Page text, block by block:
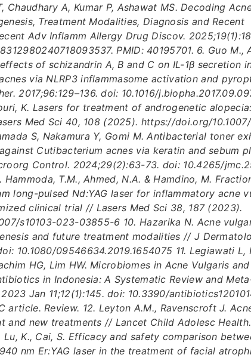
Chaudhary A, Kumar P, Ashawat MS. Decoding
Treatment Modalities, Diagnosis and Recent
Adv Inflamm Allergy Drug Discov.
PMID: 40195701. 6. Guo M.,
of schizandrin A, B and C on IL-1β secretion
via NLRP3 inflammasome activation and
2017;96:129–136. doi: 10.1016/
K. Lasers for treatment of androgenetic
Med Sci 40, 108 (2025). https://doi.org/
S, Nakamura Y, Gomi M. Antibacterial toner
Cutibacterium acnes via keratin and sebum
Control. 2024;29(2):63-73. doi: 10.4265/
Hammoda, T.M., Ahmed, N.A. & Hamdino, M.
long-pulsed Nd:YAG laser for inflammatory acne
clinical trial // Lasers Med Sci 38, 187 (2023).
s10103-023-03855-6 10. Hazarika N. Acne
and future treatment modalities // J
10.1080/09546634.2019.1654075 11. Legiawati L,
HG, Lim HW. Microbiomes in Acne Vulgaris
in Indonesia: A Systematic Review and
Jan 11;12(1):145. doi: 10.3390/
article. Review. 12. Leyton A.M., Ravenscroft J.
and new treatments // Lancet Child Adolesc Health.
Lu, K., Cai, S. Efficacy and safety comparison
nm Er:YAG laser in the treatment of facial